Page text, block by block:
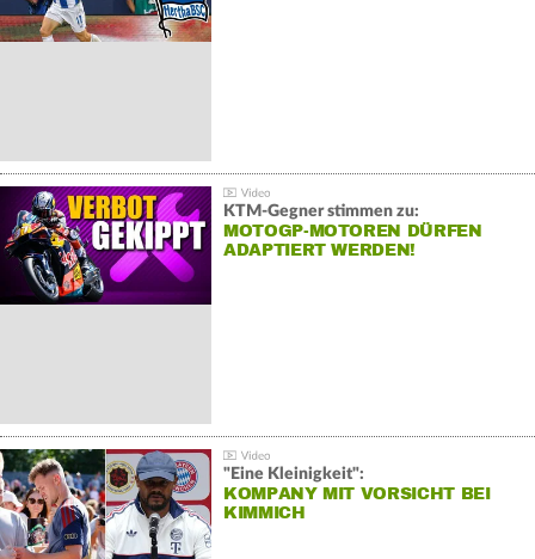
KTM-Gegner stimmen zu:
MOTOGP-MOTOREN DÜRFEN
ADAPTIERT WERDEN!
"Eine Kleinigkeit":
KOMPANY MIT VORSICHT BEI
KIMMICH